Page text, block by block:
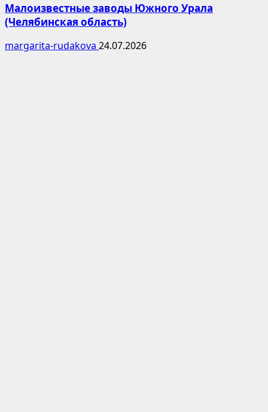
Малоизвестные заводы Южного Урала
(Челябинская область)
margarita-rudakova 24.07.2026